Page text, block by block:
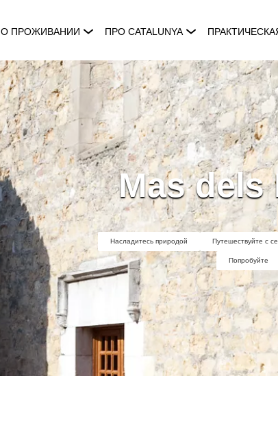
О ПРОЖИВАНИИ ПРО CATALUNYA
Mas dels
Насладитесь природой Путешествуйте с
Попробуйте